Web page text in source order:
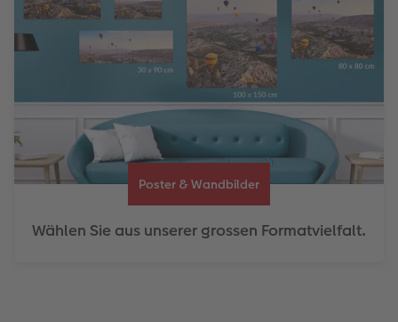
Poster & Wandbilder
Wählen Sie aus unserer grossen Formatvielfalt.